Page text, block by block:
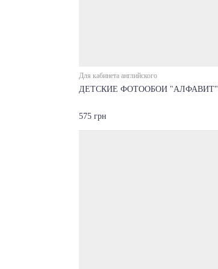
Для кабинета английского
ДЕТСКИЕ ФОТООБОИ "АЛФАВИТ"
575 грн